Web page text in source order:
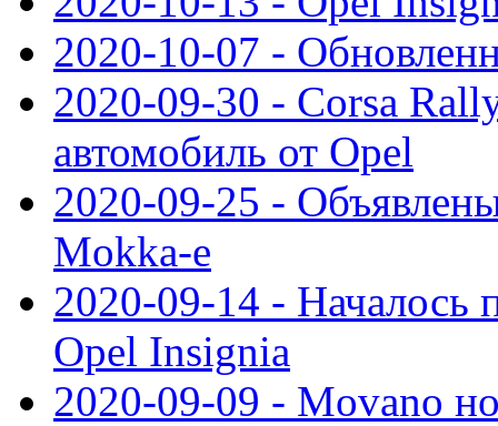
2020-10-07 -
2020-09-30 - Corsa
автомобиль от Opel
2020-09-25 -
Mokka-e
2020-09-14 - Началось
Opel Insignia
2020-09-09 - Movano